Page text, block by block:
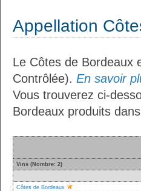
Appellation
Le Côtes de Bordeaux
Contrôlée). En savoir
Vous trouverez ci-
Bordeaux produits
Vins (Nombre: 2)
Côtes de Bordeaux